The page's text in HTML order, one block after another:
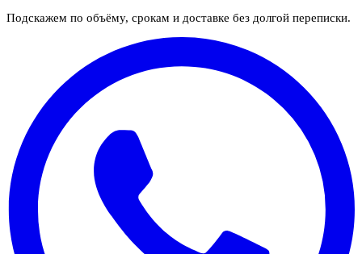
Подскажем по объёму, срокам и доставке без долгой переписки.